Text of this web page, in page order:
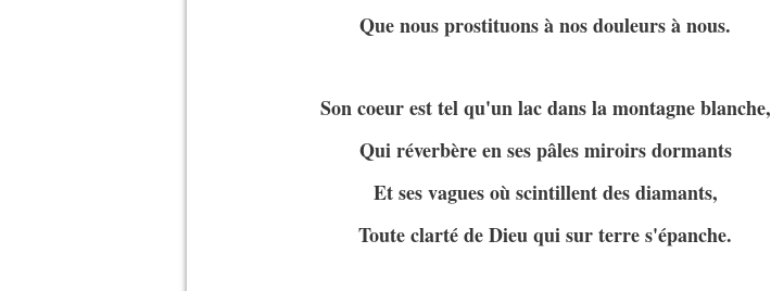
Que nous prostituons à nos douleurs à nous.
Son coeur est tel qu'un lac dans la montagne blanche,
Qui réverbère en ses pâles miroirs dormants
Et ses vagues où scintillent des diamants,
Toute clarté de Dieu qui sur terre s'épanche.